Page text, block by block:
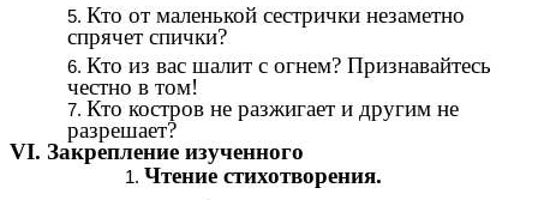
Кто от маленькой сестрички незаметно
спрячет спички?
Кто из вас шалит с огнем? Признавайтесь
честно в том!
Кто костров не разжигает и другим не
разрешает?
VI. Закрепление изученного
Чтение стихотворения.